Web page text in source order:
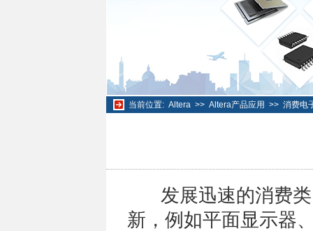
当前位置: Altera>> Altera产品应用 >> 消费电
发展迅速的消费
新，例如平面显示器